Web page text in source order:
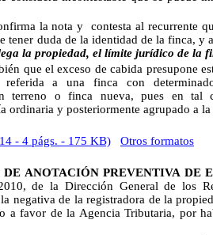
la nota y contesta al recurrente
tener duda de la identidad de la finca, y
la propiedad, el límite jurídico de la
el exceso de cabida presupone
referida a una finca con
terreno o finca nueva, pues en tal
ordinaria y posteriormente agrupado a
- 4 págs. - 175 KB)
Otros formatos
ANOTACIÓN PREVENTIVA DE
de la Dirección General de los
negativa de la registradora de la
a favor de la Agencia Tributaria, por